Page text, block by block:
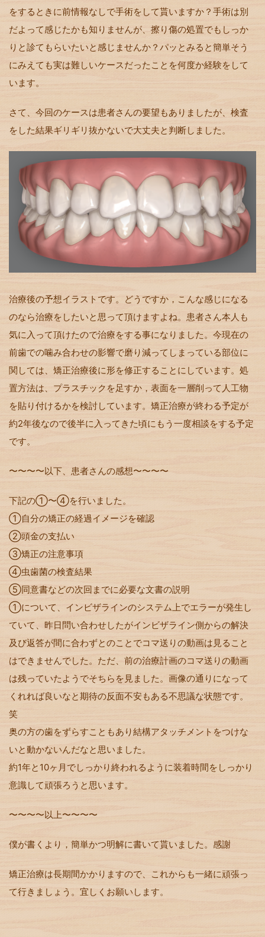
をするときに前情報なしで手術をして貰いますか？手術は別
だよって感じたかも知りませんが、擦り傷の処置でもしっか
りと診てもらいたいと感じませんか？パッとみると簡単そう
にみえても実は難しいケースだったことを何度か経験をして
います。
さて、今回のケースは患者さんの要望もありましたが、検査
をした結果ギリギリ抜かないで大丈夫と判断しました。
治療後の予想イラストです。どうですか，こんな感じになる
のなら治療をしたいと思って頂けますよね。患者さん本人も
気に入って頂けたので治療をする事になりました。今現在の
前歯での噛み合わせの影響で磨り減ってしまっている部位に
関しては、矯正治療後に形を修正することにしています。処
置方法は、プラスチックを足すか，表面を一層削って人工物
を貼り付けるかを検討しています。矯正治療が終わる予定が
約2年後なので後半に入ってきた頃にもう一度相談をする予定
です。
〜〜〜〜以下、患者さんの感想〜〜〜〜
下記の①〜④を行いました。
①自分の矯正の経過イメージを確認
②頭金の支払い
③矯正の注意事項
④虫歯菌の検査結果
⑤同意書などの次回までに必要な文書の説明
①について、インビザラインのシステム上でエラーが発生し
ていて、昨日問い合わせしたがインビザライン側からの解決
及び返答が間に合わずとのことでコマ送りの動画は見ること
はできませんでした。ただ、前の治療計画のコマ送りの動画
は残っていたようでそちらを見ました。画像の通りになって
くれれば良いなと期待の反面不安もある不思議な状態です。
笑
奥の方の歯をずらすこともあり結構アタッチメントをつけな
いと動かないんだなと思いました。
約1年と10ヶ月でしっかり終われるように装着時間をしっかり
意識して頑張ろうと思います。
〜〜〜〜以上〜〜〜〜
僕が書くより，簡単かつ明解に書いて貰いました。感謝
矯正治療は長期間かかりますので、これからも一緒に頑張っ
て行きましょう。宜しくお願いします。